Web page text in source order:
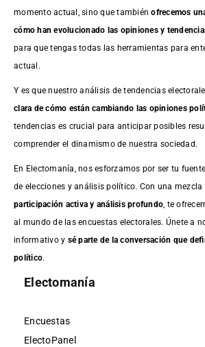
momento actual, sino que tambiénofrecemos
cómo han evolucionado las opiniones y
para que tengas todas las herramientas para
actual.
Y es que nuestro análisis de tendencias
clara de cómo están cambiando las opiniones
tendencias es crucial para anticipar posibles
comprender el dinamismo de nuestra sociedad.
En Electomanía, nos esforzamos por ser tu
de elecciones y análisis político. Con una
participación activa y análisis profundo , te
al mundo de las encuestas electorales. Únete a
informativo y sé parte de la conversación que
político.
Electomanía
Encuestas
ElectoPanel